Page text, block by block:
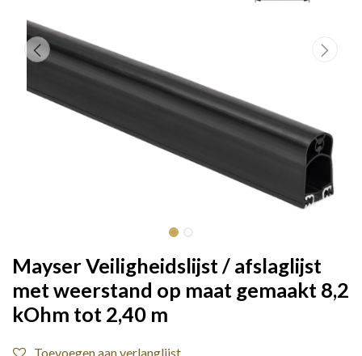
Mayser Veiligheidslijst / afslaglijst
met weerstand op maat gemaakt 8,2
kOhm tot 2,40 m
Toevoegen aan verlanglijst